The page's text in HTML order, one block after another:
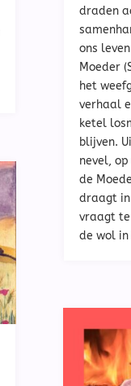
draden
ons
Moeder
het
verhaal
ketel
blijven.
nevel,
de
draagt in
vraagt
de wol